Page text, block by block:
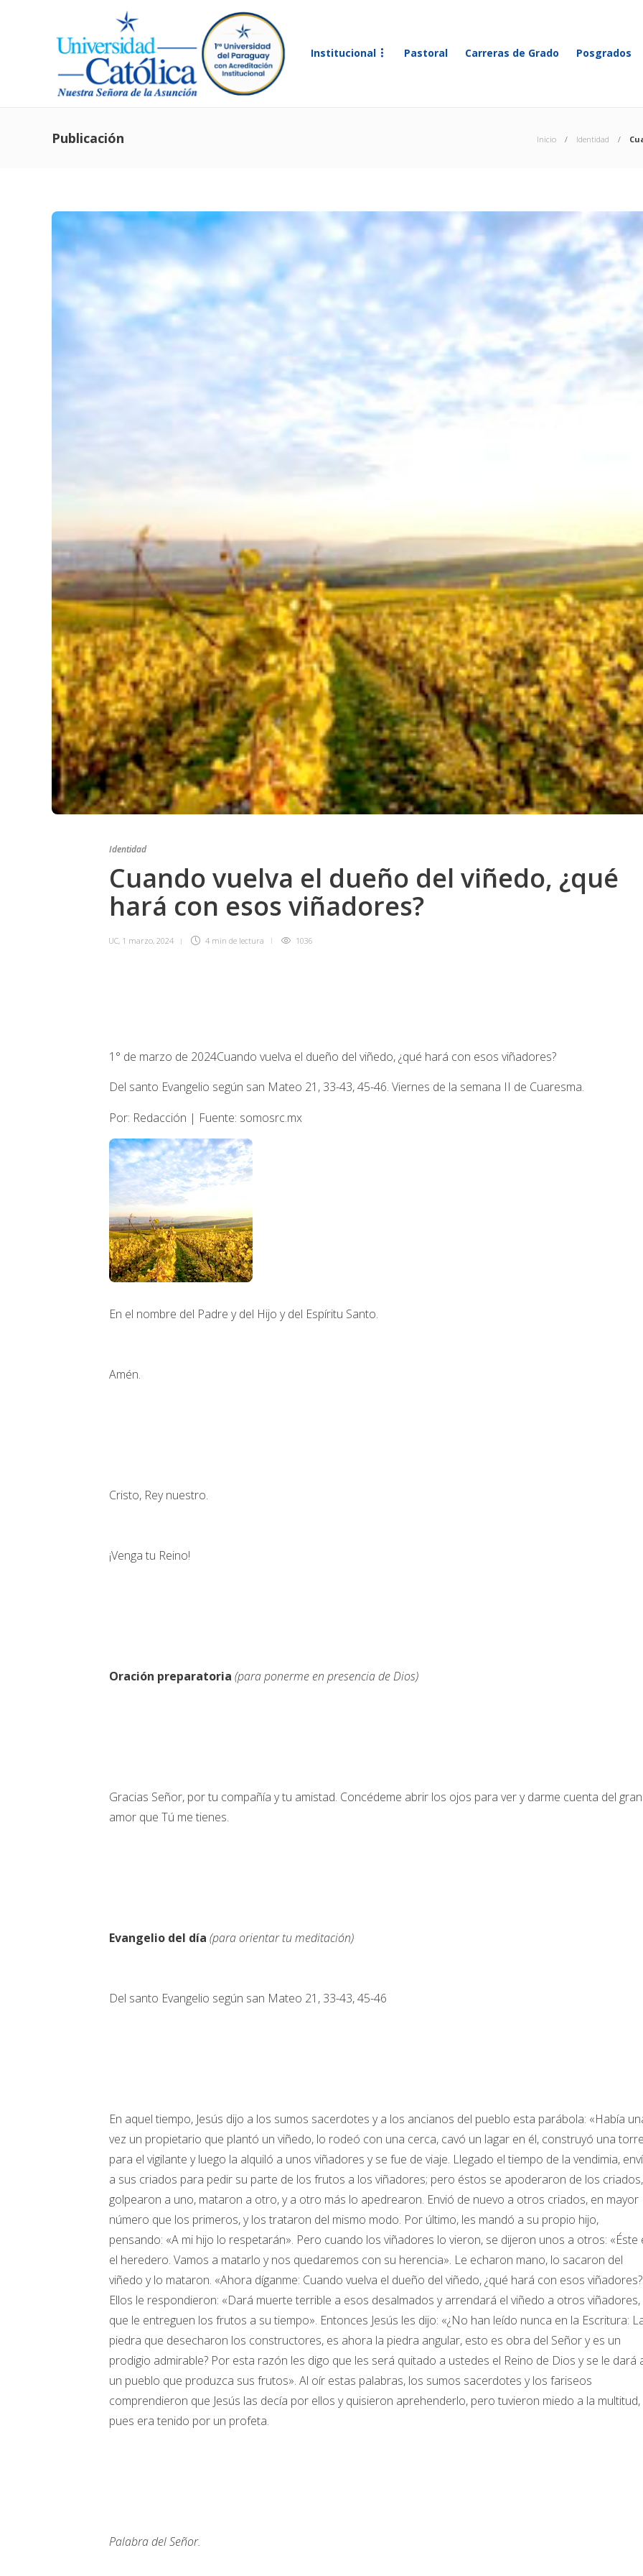
Institucional Pastoral Carreras de Grado Posgrados
Publicación Inicio Identidad
Identidad
Cuando vuelva el dueño del viñedo, ¿qué
hará con esos viñadores?
UC, 1 marzo, 2024 4 min de lectura 1036
1° de marzo de 2024Cuando vuelva el dueño del viñedo, ¿qué hará con esos viñadores?
Del santo Evangelio según san Mateo 21, 33-43, 45-46. Viernes de la semana II de Cuaresma.
Por: Redacción | Fuente: somosrc.mx
En el nombre del Padre y del Hijo y del Espíritu Santo.
Amén.
Cristo, Rey nuestro.
¡Venga tu Reino!
Oración preparatoria (para ponerme en presencia de Dios)
Gracias Señor, por tu compañía y tu amistad. Concédeme abrir los ojos para ver y darme cuenta del gran
amor que Tú me tienes.
Evangelio del día (para orientar tu meditación)
Del santo Evangelio según san Mateo 21, 33-43, 45-46
En aquel tiempo, Jesús dijo a los sumos sacerdotes y a los ancianos del pueblo esta parábola: «Había
vez un propietario que plantó un viñedo, lo rodeó con una cerca, cavó un lagar en él, construyó una torre
para el vigilante y luego la alquiló a unos viñadores y se fue de viaje. Llegado el tiempo de la vendimia,
a sus criados para pedir su parte de los frutos a los viñadores; pero éstos se apoderaron de los criados,
golpearon a uno, mataron a otro, y a otro más lo apedrearon. Envió de nuevo a otros criados, en mayor
número que los primeros, y los trataron del mismo modo. Por último, les mandó a su propio hijo,
pensando: «A mi hijo lo respetarán». Pero cuando los viñadores lo vieron, se dijeron unos a otros: «Éste
el heredero. Vamos a matarlo y nos quedaremos con su herencia». Le echaron mano, lo sacaron del
viñedo y lo mataron. «Ahora díganme: Cuando vuelva el dueño del viñedo, ¿qué hará con esos
Ellos le respondieron: «Dará muerte terrible a esos desalmados y arrendará el viñedo a otros viñadores,
que le entreguen los frutos a su tiempo». Entonces Jesús les dijo: «¿No han leído nunca en la Escritura:
piedra que desecharon los constructores, es ahora la piedra angular, esto es obra del Señor y es un
prodigio admirable? Por esta razón les digo que les será quitado a ustedes el Reino de Dios y se le dará
un pueblo que produzca sus frutos». Al oír estas palabras, los sumos sacerdotes y los fariseos
comprendieron que Jesús las decía por ellos y quisieron aprehenderlo, pero tuvieron miedo a la multitud,
pues era tenido por un profeta.
Palabra del Señor.